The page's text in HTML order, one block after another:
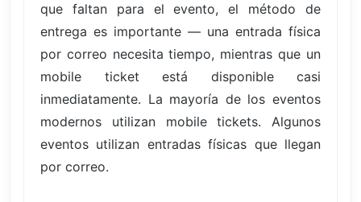
que faltan para el evento, el método de
entrega es importante — una entrada física
por correo necesita tiempo, mientras que un
mobile ticket está disponible casi
inmediatamente. La mayoría de los eventos
modernos utilizan mobile tickets. Algunos
eventos utilizan entradas físicas que llegan
por correo.